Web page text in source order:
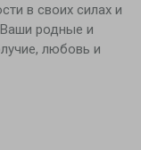
в своих силах и
родные и
любовь и